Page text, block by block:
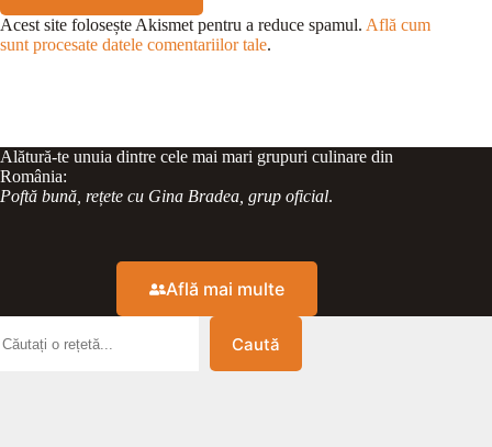
Acest site folosește Akismet pentru a reduce spamul. Află cum
sunt procesate datele comentariilor tale.
Alătură-te unuia dintre cele mai mari grupuri culinare din
România:
Poftă bună, rețete cu Gina Bradea, grup oficial.
Află mai multe
Caută